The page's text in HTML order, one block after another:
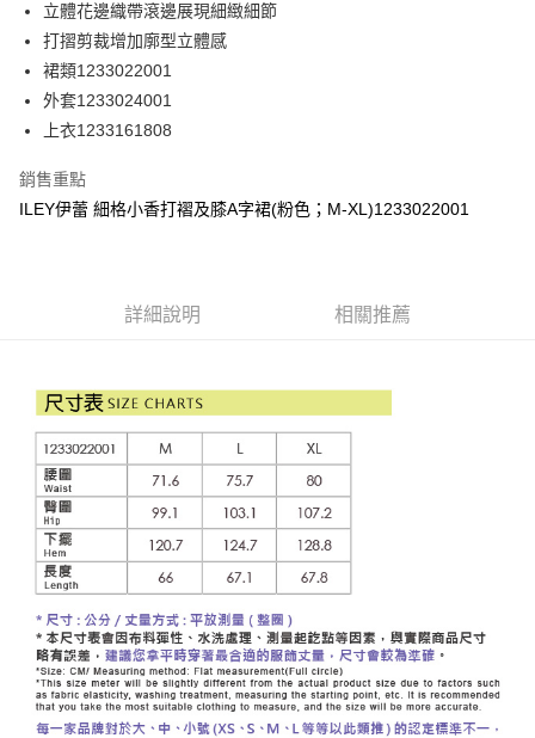
元大商業銀行
玉山商業銀行
台灣樂天信用卡公司
悠遊付
全盈+PAY
大哥付你分期
相關說明
1.本服務由台灣大哥大提供，台灣大哥大用戶可立即使用無須另外申請。
2.付款方式選擇「大哥付你分期」，訂單成立後會自動跳轉到大哥付的交易
消。如遇「轉專審核」未通過狀況，表示未達大哥付你分期系統評分，恕無
醒簡訊。
2.透過簡訊連結打開帳單後，可選擇「超商條碼／台灣大直營門市／銀行轉
帳／街口支付／iPASS MONEY」等通路繳費。
【注意事項】
1.本服務係由「台灣大哥大股份有限公司」（以下簡稱本公司）所提供，讓
用戶於交易時，得透過本服務購買商品或服務，並由商店將買賣／分期付款
買賣價金債權讓與本公司後，依約使用本公司帳單繳交帳款。
2.基於同意付款使用「大哥付你分期」之契約關係目的，商店將以您的個人
資料（包含姓名、電話或地址）提供予台灣大哥大進項蒐集、處理及利用，
由本公司與您本人進行分期帳單所需資料之確認、核對及更正。
3.完整用戶服務條款，請詳閱以下連結：https://oppay.tw/userRule
AFTEE先享後付
相關說明
２．便利：只要手機號碼，簡訊認證，即可結帳。
１．於結帳方式選擇「AFTEE先享後付」後，將跳轉至「AFTEE先享後付」
結帳頁面，進行簡訊認證並確認金額後，即可完成結帳。
２．訂單成立數日內，您將收到繳費通知簡訊。
３．收到繳費通知簡訊後14天內，點擊此簡訊中的連結，可透過四大超商／
ATM／網路銀行／等多元方式進行付款，方視為交易完成。
※ 請注意：結帳手續完成當下不需立刻繳費，但若您需要取消訂單，請聯絡
購買商品的店家。未經商家同意取消之訂單仍視為有效，需透過AFTEE先享
後付繳納相關費用。
※ 交易是否成功請以「AFTEE先享後付 」之結帳頁面顯示為準，若有關於
是否繳費成功／繳費後需取消欲退款等相關疑問，請聯繫「AFTEE先享後付
客戶支援中心」https://netprotections.freshdesk.com/support/home
【注意事項】
１．透過由恩沛科技股份有限公司提供之「AFTEE先享後付」服務完成之交
易，需依本服務之必要範圍內提供個人資料，並將交易相關給付款項請求債
權轉讓予恩沛科技股份有限公司。
每筆NT$120，滿NT$2,500(含以上)免運費
萊爾富取貨付款
每筆NT$120，滿NT$2,500(含以上)免運費
付款後萊爾富取貨
每筆NT$120，滿NT$2,500(含以上)免運費
7-11取貨付款
每筆NT$120，滿NT$2,500(含以上)免運費
付款後7-11取貨
每筆NT$120，滿NT$2,500(含以上)免運費
立體花邊織帶滾邊展現細緻細節
打摺剪裁增加廓型立體感
裙類1233022001
外套1233024001
上衣1233161808
銷售重點
ILEY伊蕾 細格小香打褶及膝A字裙(粉色；M-XL)1233022001
詳細說明 相關推薦